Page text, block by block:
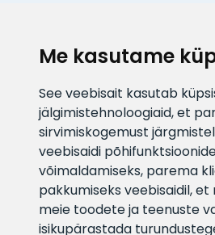
Me kasutame
See veebisait kasutab
jälgimistehnoloogiaid, et
sirvimiskogemust
veebisaidi
võimaldamiseks, parema
pakkumiseks veebisaidil,et
meie toodete ja teenuste
isikupärastada
info@veefiltrid.ee
+372
Vaata tööaegu
Reti tee 11, Peetri, 75312 Harju
maakond, Estonia